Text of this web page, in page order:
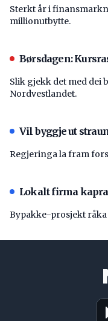
Sterkt år i
millionutbytte.
Børsdagen:
Slik gjekk det med dei
Nordvestlandet.
Vil byggje ut
Regjeringa la fram
Lokalt firma
Bypakke-prosjekt råka